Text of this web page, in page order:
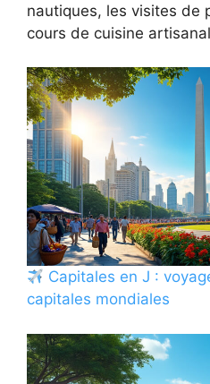
nautiques, les visites de
cours de cuisine
Capitales en J :
capitales mondiales